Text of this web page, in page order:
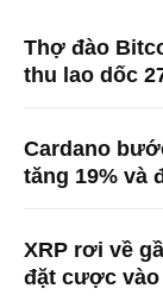
Thợ đào
thu lao dốc
Cardano
tăng 19% và
XRP rơi về
đặt cược vào